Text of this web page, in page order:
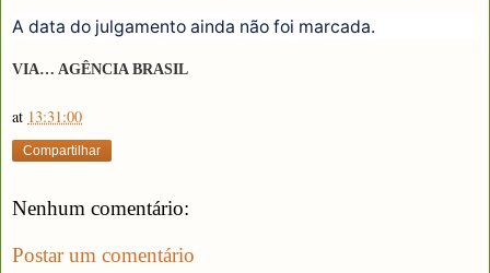
A data do julgamento ainda não foi marcada.
VIA… AGÊNCIA BRASIL
at 13:31:00
Compartilhar
Nenhum comentário:
Postar um comentário